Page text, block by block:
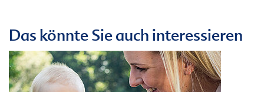
Das könnte Sie auch interessieren